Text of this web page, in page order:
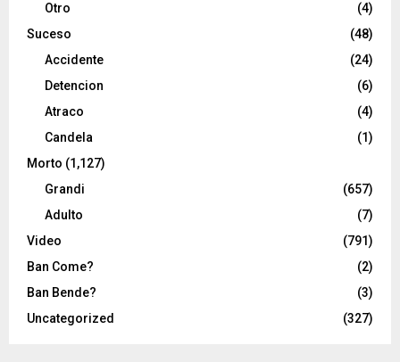
Otro
(4)
Suceso
(48)
Accidente
(24)
Detencion
(6)
Atraco
(4)
Candela
(1)
Morto (1,127)
Grandi
(657)
Adulto
(7)
Video
(791)
Ban Come?
(2)
Ban Bende?
(3)
Uncategorized
(327)